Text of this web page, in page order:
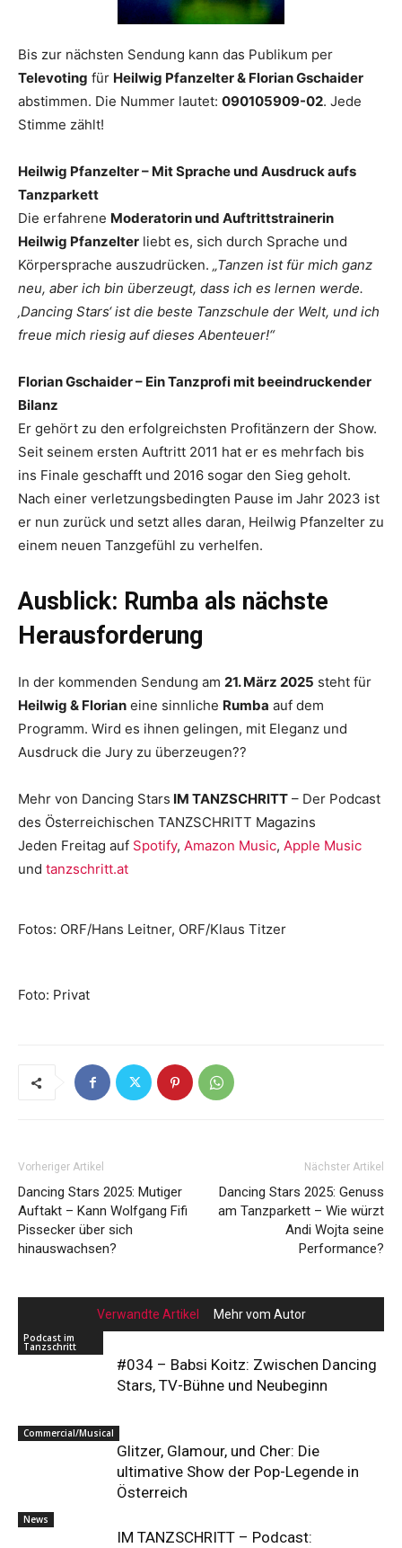
Bis zur nächsten Sendung kann das Publikum per
Televoting für Heilwig Pfanzelter & Florian Gschaider
abstimmen. Die Nummer lautet: 090105909-02. Jede
Stimme zählt!
Heilwig Pfanzelter – Mit Sprache und Ausdruck aufs
Tanzparkett
Die erfahrene Moderatorin und Auftrittstrainerin
Heilwig Pfanzelter liebt es, sich durch Sprache und
Körpersprache auszudrücken. „Tanzen ist für mich ganz
neu, aber ich bin überzeugt, dass ich es lernen werde.
‚Dancing Stars‘ ist die beste Tanzschule der Welt, und ich
freue mich riesig auf dieses Abenteuer!“
Florian Gschaider – Ein Tanzprofi mit beeindruckender
Bilanz
Er gehört zu den erfolgreichsten Profitänzern der Show.
Seit seinem ersten Auftritt 2011 hat er es mehrfach bis
ins Finale geschafft und 2016 sogar den Sieg geholt.
Nach einer verletzungsbedingten Pause im Jahr 2023 ist
er nun zurück und setzt alles daran, Heilwig Pfanzelter zu
einem neuen Tanzgefühl zu verhelfen.
Ausblick: Rumba als nächste
Herausforderung
In der kommenden Sendung am 21. März 2025 steht für
Heilwig & Florian eine sinnliche Rumba auf dem
Programm. Wird es ihnen gelingen, mit Eleganz und
Ausdruck die Jury zu überzeugen??
Mehr von Dancing Stars IM TANZSCHRITT – Der Podcast
des Österreichischen TANZSCHRITT Magazins
Jeden Freitag auf Spotify, Amazon Music, Apple Music
und tanzschritt.at
Fotos: ORF/Hans Leitner, ORF/Klaus Titzer
Foto: Privat
Vorheriger Artikel
Dancing Stars 2025: Mutiger
Auftakt – Kann Wolfgang Fifi
Pissecker über sich
hinauswachsen?
Nächster Artikel
Dancing Stars 2025: Genuss
am Tanzparkett – Wie würzt
Andi Wojta seine
Performance?
Verwandte Artikel Mehr vom Autor
Podcast im
Tanzschritt
#034 – Babsi Koitz: Zwischen Dancing
Stars, TV-Bühne und Neubeginn
Commercial/Musical
Glitzer, Glamour, und Cher: Die
ultimative Show der Pop-Legende in
Österreich
News
IM TANZSCHRITT – Podcast: